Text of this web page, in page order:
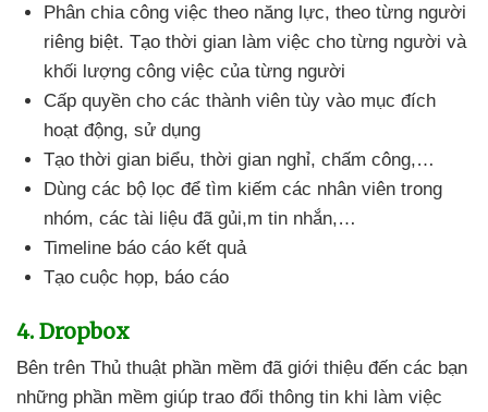
Phân chia công việc theo năng lực, theo từng người
riêng biệt. Tạo thời gian làm việc cho từng người và
khối lượng công việc của từng người
Cấp quyền cho các thành viên tùy vào mục đích
hoạt động, sử dụng
Tạo thời gian biểu, thời gian nghỉ, chấm công,…
Dùng các bộ lọc để tìm kiếm các nhân viên trong
nhóm, các tài liệu đã gủi,m tin nhắn,…
Timeline báo cáo kết quả
Tạo cuộc họp, báo cáo
4. Dropbox
Bên trên Thủ thuật phần mềm đã giới thiệu đến các bạn
những phần mềm giúp trao đổi thông tin khi làm việc